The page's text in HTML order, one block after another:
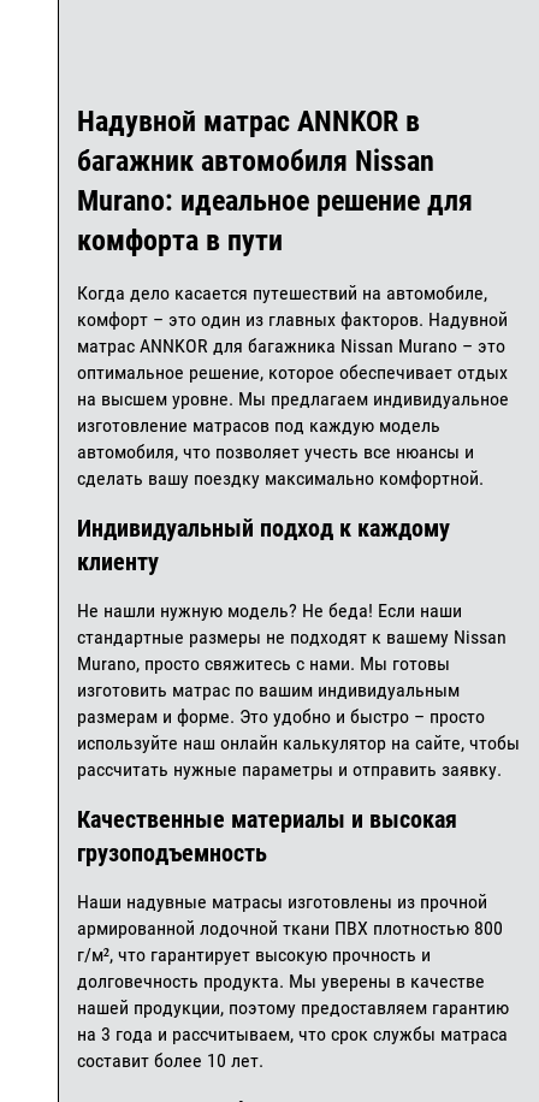
Надувной матрас ANNKOR в
багажник автомобиля Nissan
Murano: идеальное решение для
комфорта в пути
Когда дело касается путешествий на автомобиле,
комфорт – это один из главных факторов. Надувной
матрас ANNKOR для багажника Nissan Murano – это
оптимальное решение, которое обеспечивает отдых
на высшем уровне. Мы предлагаем индивидуальное
изготовление матрасов под каждую модель
автомобиля, что позволяет учесть все нюансы и
сделать вашу поездку максимально комфортной.
Индивидуальный подход к каждому
клиенту
Не нашли нужную модель? Не беда! Если наши
стандартные размеры не подходят к вашему Nissan
Murano, просто свяжитесь с нами. Мы готовы
изготовить матрас по вашим индивидуальным
размерам и форме. Это удобно и быстро – просто
используйте наш онлайн калькулятор на сайте, чтобы
рассчитать нужные параметры и отправить заявку.
Качественные материалы и высокая
грузоподъемность
Наши надувные матрасы изготовлены из прочной
армированной лодочной ткани ПВХ плотностью 800
г/м², что гарантирует высокую прочность и
долговечность продукта. Мы уверены в качестве
нашей продукции, поэтому предоставляем гарантию
на 3 года и рассчитываем, что срок службы матраса
составит более 10 лет.